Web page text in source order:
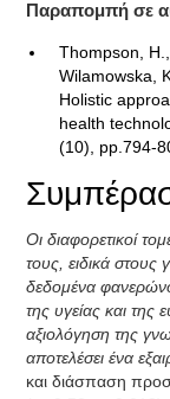
Παραπομπή σε
Thompson,
Wilamowska,
Holistic
health
(10), pp.794-
Οι διαφορετικοί
τους, ειδικά στους
δεδομένα
της υγείας και της
αξιολόγηση της
αποτελέσει ένα
και διάσπαση